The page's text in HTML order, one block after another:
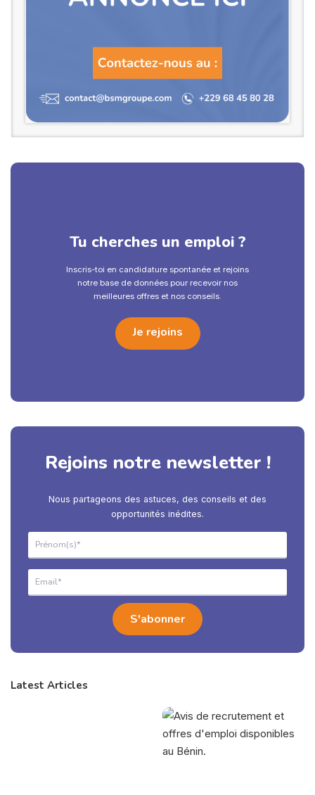
Tu cherches un emploi ?
Inscris-toi en candidature spontanée et rejoins
notre base de données pour recevoir nos
meilleures offres et nos conseils.
Je rejoins
Rejoins notre newsletter !
Nous partageons des astuces, des conseils et des
opportunités inédites.
Latest Articles